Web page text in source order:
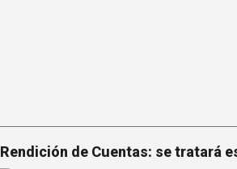
Rendición de Cuentas: se tratará